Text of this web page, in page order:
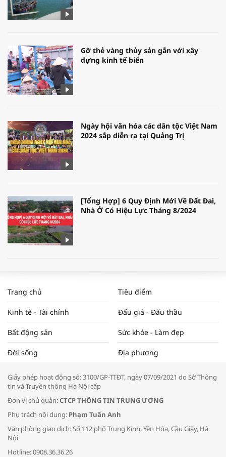
Gỡ thẻ vàng thủy sản gắn với xây
dựng kinh tế biển
Ngày hội văn hóa các dân tộc Việt Nam
2024 sắp diễn ra tại Quảng Trị
[Tổng Hợp] 6 Quy Định Mới Về Đất Đai,
Nhà Ở Có Hiệu Lực Tháng 8/2024
NAM NĂM 2024 VÀ NĂM 2025 | NHỊP
ĐẬP THỊ TRƯỜNG #62
Tọa đàm “Xúc tiến thương mại: Khơi
Bác sĩ tư vấn cách phòng tránh bệnh
đường hô hấp trong thời tiết giao mùa
Trang chủ Tiêu điểm
Kinh tế - Tài chính Đấu giá - Đấu thầu
Bất động sản Sức khỏe - Làm đẹp
Đời sống Địa phương
Giấy phép hoạt động số: 3100/GP-TTĐT, ngày 07/09/2021 do Sở Thông
tin và Truyền thông Hà Nội cấp
Đơn vị chủ quản:CTCP THÔNG TIN TRUNG ƯƠNG
Phụ trách nội dung: Phạm Tuấn Anh
Văn phòng giao dịch: Số 112 phố Trung Kính, Yên Hòa, Cầu Giấy, Hà
Nội
Hotline: 0908.36.36.26